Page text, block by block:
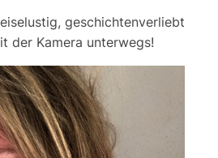
geschichtenverliebt
der Kamera unterwegs!